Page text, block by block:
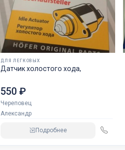
ДЛЯ ЛЕГКОВЫХ
Датчик холостого хода,
550 ₽
Череповец
Александр
Подробнее